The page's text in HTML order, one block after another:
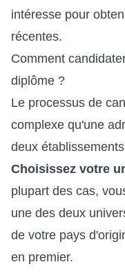
intéresse pour
récentes.
Comment
diplôme ?
Le processus de
complexe qu'une
deux
Choisissez votre
plupart des cas,
une des deux
de votre pays
en premier.